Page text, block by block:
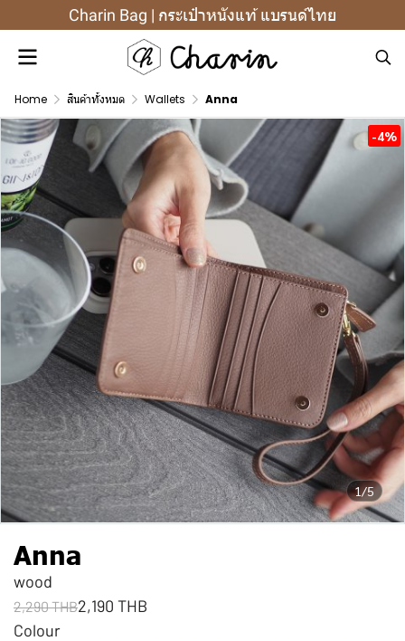
Charin Bag | กระเป๋าหนังแท้ แบรนด์ไทย
Home สินค้าทั้งหมด Wallets Anna
1/5
-4%
Anna
wood
2,290 THB2,190 THB
Colour